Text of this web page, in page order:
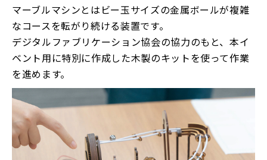
マーブルマシンとはビー玉サイズの金属ボールが複雑
なコースを転がり続ける装置です。
デジタルファブリケーション協会の協力のもと、本イ
ベント用に特別に作成した木製のキットを使って作業
を進めます。